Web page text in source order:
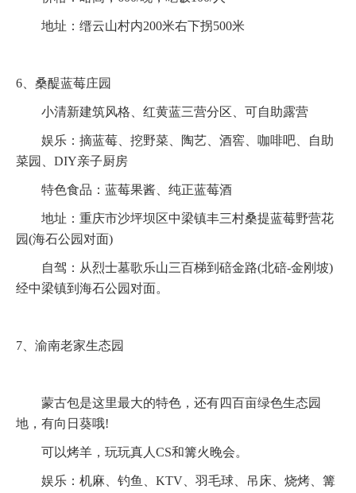
地址：缙云山村内200米右下拐500米
6、桑醍蓝莓庄园
小清新建筑风格、红黄蓝三营分区、可自助露营
娱乐：摘蓝莓、挖野菜、陶艺、酒窖、咖啡吧、自助
菜园、DIY亲子厨房
特色食品：蓝莓果酱、纯正蓝莓酒
地址：重庆市沙坪坝区中梁镇丰三村桑提蓝莓野营花
园(海石公园对面)
自驾：从烈士墓歌乐山三百梯到碚金路(北碚-金刚坡)
经中梁镇到海石公园对面。
7、渝南老家生态园
蒙古包是这里最大的特色，还有四百亩绿色生态园
地，有向日葵哦!
可以烤羊，玩玩真人CS和篝火晚会。
娱乐：机麻、钓鱼、KTV、羽毛球、吊床、烧烤、篝